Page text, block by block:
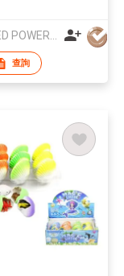
HUNDRED POWER IND LTD
查詢